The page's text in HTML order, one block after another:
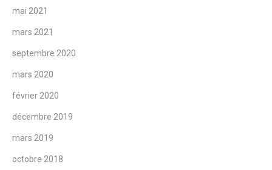
mai 2021
mars 2021
septembre 2020
mars 2020
février 2020
décembre 2019
mars 2019
octobre 2018